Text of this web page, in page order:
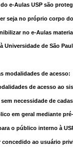
e-Aulas USP são
seja no próprio corpo
no e-Aulas
Universidade de São
modalidades de acesso:
de acesso ao
necessidade de
em geral mediante
o público interno à
concedido ao usuário